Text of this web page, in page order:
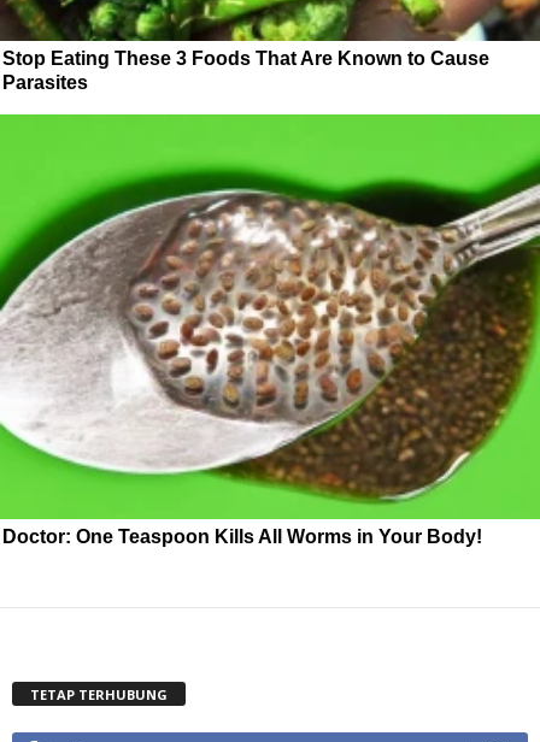
Stop Eating These 3 Foods That Are Known to Cause
Parasites
Doctor: One Teaspoon Kills All Worms in Your Body!
TETAP TERHUBUNG